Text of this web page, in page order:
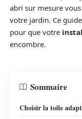
abri sur mesure
votre jardin. Ce
pour que votre
encombre.
Sommaire
Choisir la toile